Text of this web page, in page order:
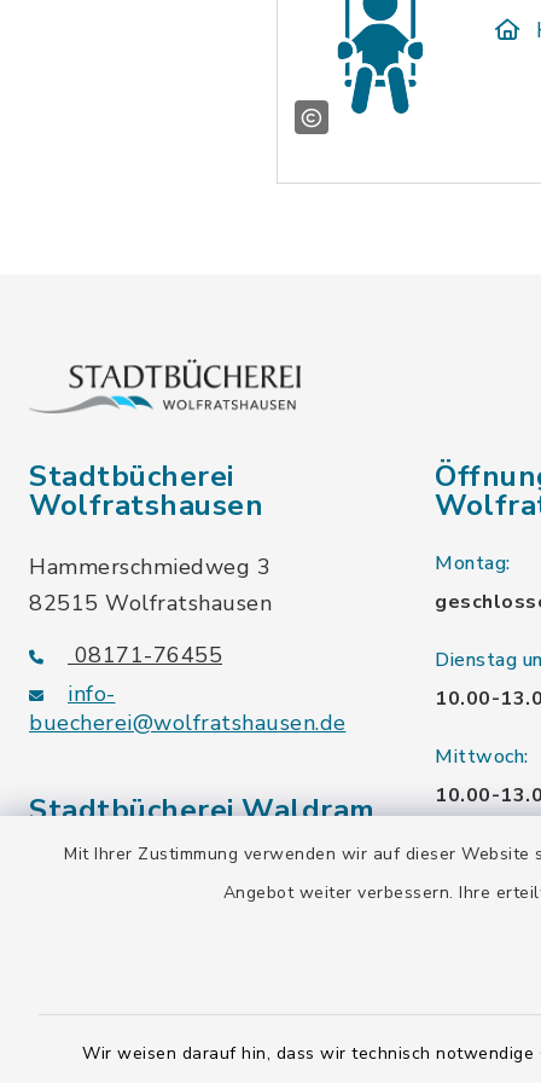
Mit Ihrer Zustimmung verwenden wir auf dieser
Angebot weiter verbessern. Ihre
Wir weisen darauf hin, dass wir technisch
Stadtbücherei
Wolfratshausen
Hammerschmiedweg 3
82515 Wolfratshausen
08171-76455
info-
buecherei@wolfratshausen.de
Stadtbücherei Waldram
Kardinal-Wendel-Str. 96
82515 Wolfratshausen
Montag:
Dienstag
10.00-
Mittwoch:
10.00-
15.00-
Freitag: